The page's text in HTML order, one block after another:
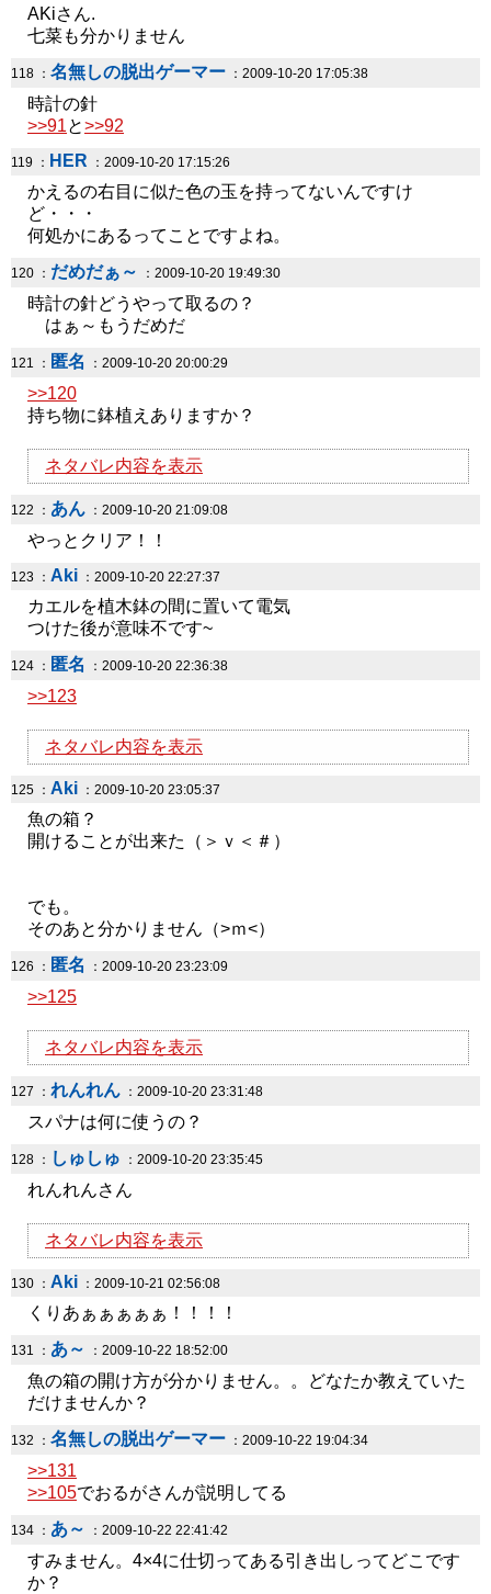
AKiさん.
七菜も分かりません
118 ： 名無しの脱出ゲーマー ：2009-10-20 17:05:38
時計の針
>>91と>>92
119 ： HER ：2009-10-20 17:15:26
かえるの右目に似た色の玉を持ってないんですけ
ど・・・
何処かにあるってことですよね。
120 ： だめだぁ～ ：2009-10-20 19:49:30
時計の針どうやって取るの？
はぁ～もうだめだ
121 ： 匿名 ：2009-10-20 20:00:29
>>120
持ち物に鉢植えありますか？
ネタバレ内容を表示
122 ： あん ：2009-10-20 21:09:08
やっとクリア！！
123 ： Aki ：2009-10-20 22:27:37
カエルを植木鉢の間に置いて電気
つけた後が意味不です~
124 ： 匿名 ：2009-10-20 22:36:38
>>123
ネタバレ内容を表示
125 ： Aki ：2009-10-20 23:05:37
魚の箱？
開けることが出来た（＞ｖ＜＃）
でも。
そのあと分かりません（>ｍ<）
126 ： 匿名 ：2009-10-20 23:23:09
>>125
ネタバレ内容を表示
127 ： れんれん ：2009-10-20 23:31:48
スパナは何に使うの？
128 ： しゅしゅ ：2009-10-20 23:35:45
れんれんさん
ネタバレ内容を表示
130 ： Aki ：2009-10-21 02:56:08
くりあぁぁぁぁぁ！！！！
131 ： あ～ ：2009-10-22 18:52:00
魚の箱の開け方が分かりません。。どなたか教えていた
だけませんか？
132 ： 名無しの脱出ゲーマー ：2009-10-22 19:04:34
>>131
>>105でおるがさんが説明してる
134 ： あ～ ：2009-10-22 22:41:42
すみません。4×4に仕切ってある引き出しってどこです
か？